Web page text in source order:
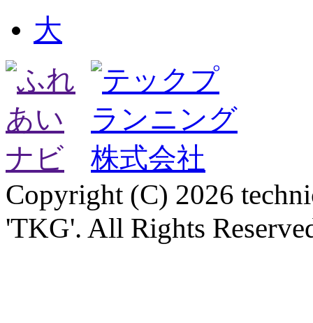
大
Copyright (C) 2026
'TKG'. All Rights